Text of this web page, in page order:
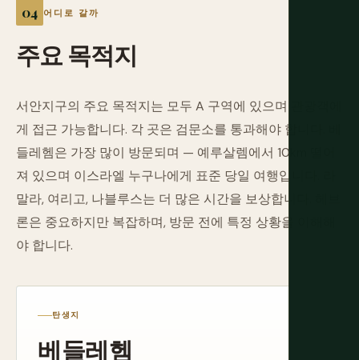
어디로 갈까
주요목적지
서안지구의 주요 목적지는 모두 A 구역에 있으며 관광객에
게 접근 가능합니다. 각 곳은 검문소를 통과해야 합니다. 베
들레헴은 가장 많이 방문되며 — 예루살렘에서 10km 떨어
져 있으며 이스라엘 누구나에게 표준 당일 여행입니다. 라
말라, 여리고, 나블루스는 더 많은 시간을 보상합니다. 헤브
론은 중요하지만 복잡하며, 방문 전에 특정 상황을 이해해
야 합니다.
탄생지
베들레헴